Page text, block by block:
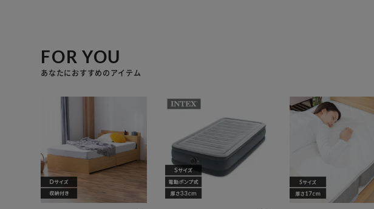
FOR YOU
あなたにおすすめのアイテム